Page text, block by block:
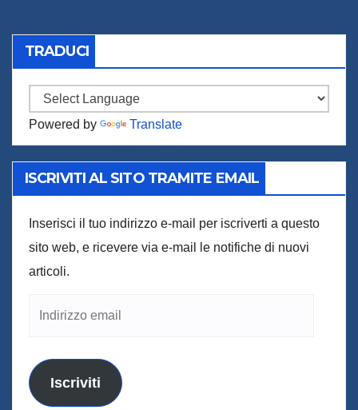
TRADUCI
Powered by Translate
ISCRIVITI AL SITO TRAMITE EMAIL
Inserisci il tuo indirizzo e-mail per iscriverti a questo
sito web, e ricevere via e-mail le notifiche di nuovi
articoli.
Iscriviti